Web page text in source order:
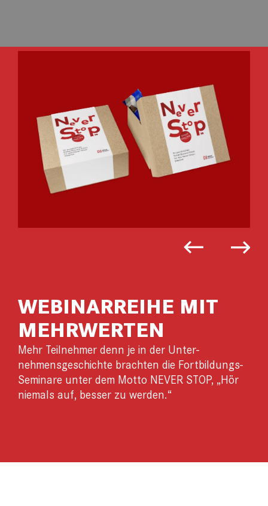
WEBINARREIHE MIT
MEHRWERTEN
Mehr Teilnehmer denn je in der Unter-
nehmensgeschichte brachten die Fortbildungs-
Seminare unter dem Motto NEVER STOP, „Hör
niemals auf, besser zu werden.“